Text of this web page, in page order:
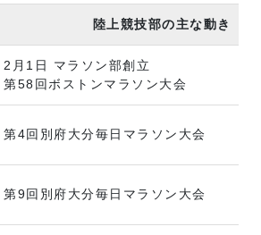
陸上競技部の主な動き
2月1日 マラソン部創立
第58回ボストンマラソン大会
第4回別府大分毎日マラソン大会
第9回別府大分毎日マラソン大会